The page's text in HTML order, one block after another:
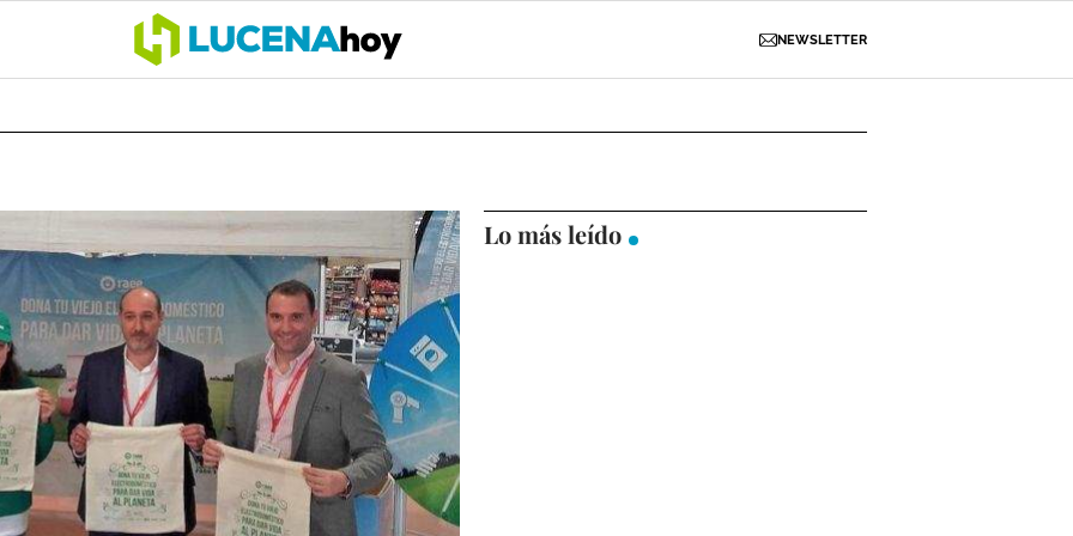
NEWSLETTER
Lo más leído